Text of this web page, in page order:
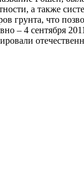
а также
грунта, что
– 4 сентября